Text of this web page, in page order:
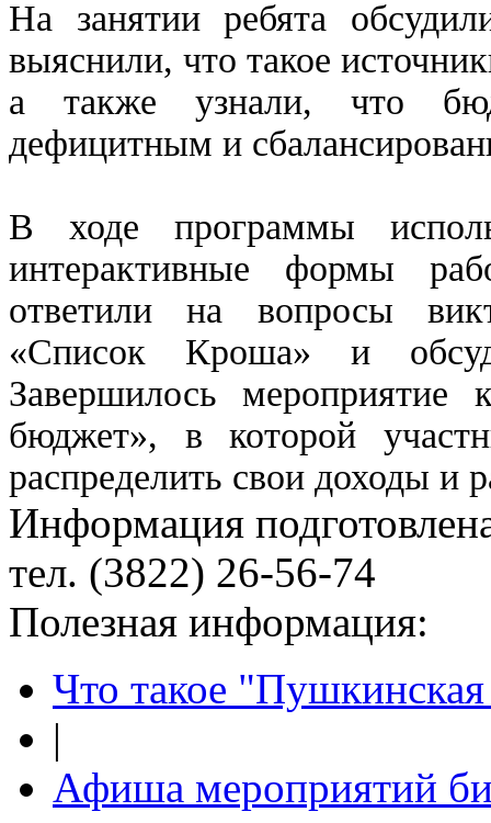
На занятии ребята
выяснили, что такое
а также узнали, что
дефицитным и
В ходе программы
интерактивные формы
ответили на вопросы
«Список Кроша» и
Завершилось мероприятие
бюджет», в которой
распределить свои доходы и
Информация
тел. (3822) 26-56-74
Полезная информация:
Что такое "Пушкинская
|
Афиша мероприятий